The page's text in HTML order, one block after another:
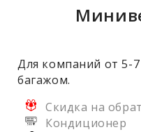
Для компаний от 5-
багажом.
Скидка на
Кондиционер